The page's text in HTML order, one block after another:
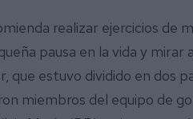
realizar ejercicios de
pausa en la vida y mirar
que estuvo dividido en dos
miembros del equipo de